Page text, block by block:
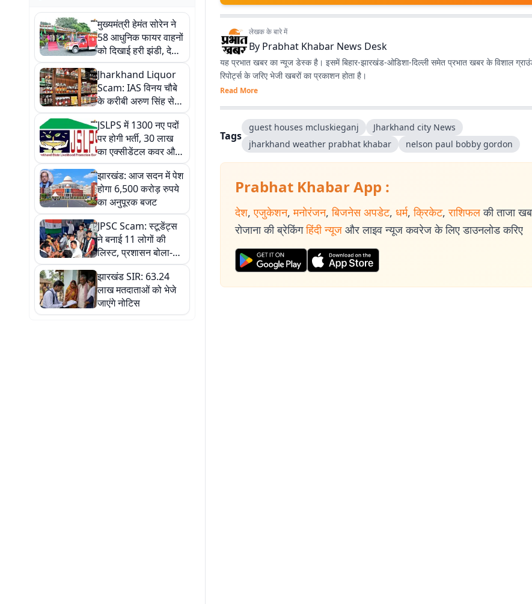
मुख्यमंत्री हेमंत सोरेन ने
58 आधुनिक फायर वाहनों
को दिखाई हरी झंडी, देखें
तस्वीरें
Jharkhand Liquor
Scam: IAS विनय चौबे
के करीबी अरुण सिंह से
ACB की कड़ी पूछताछ,
खुलेगा मनी ट्रेल का राज?
JSLPS में 1300 नए पदों
पर होगी भर्ती, 30 लाख
का एक्सीडेंटल कवर और
बढ़े भत्ते, हेमंत सरकार का
बड़ा तोहफा
झारखंड: आज सदन में पेश
होगा 6,500 करोड़ रुपये
का अनुपूरक बजट
JPSC Scam: स्टूडेंट्स
ने बनाई 11 लोगों की
लिस्ट, प्रशासन बोला-
'सिर्फ छात्रों से होगी बात',
राहुल गांधी ने किया फोन
झारखंड SIR: 63.24
लाख मतदाताओं को भेजे
जाएंगे नोटिस
लेखक के बारे में
By Prabhat Khabar News Desk
यह प्रभात खबर का न्यूज डेस्क है। इसमें बिहार-झारखंड-ओडिशा-दिल्‍ली समेत प्रभात खबर के विशाल
रिपोर्ट्स के जरिए भेजी खबरों का प्रकाशन होता है।
Read More
Tags
guest houses mcluskieganj
Jharkhand city News
jharkhand weather prabhat khabar
nelson paul bobby gordon
Prabhat Khabar App :
देश, एजुकेशन, मनोरंजन, बिजनेस अपडेट, धर्म, क्रिकेट, राशिफल की ताजा
रोजाना की ब्रेकिंग हिंदी न्यूज और लाइव न्यूज कवरेज के लिए डाउनलोड करिए